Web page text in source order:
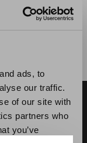
ads, to
our traffic.
of our site with
partners who
you’ve